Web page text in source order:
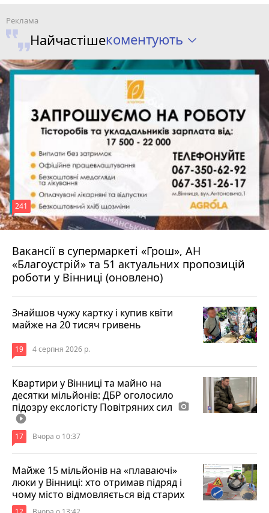
Найчастішекоментують
Вакансії в супермаркеті «Грош», АН
«Благоустрій» та 51 актуальних пропозицій
роботи у Вінниці (оновлено)
241
4 серпня 2026 р.
Знайшов чужу картку і купив квіти
майже на 20 тисяч гривень
19 4 серпня 2026 р.
Квартири у Вінниці та майно на
десятки мільйонів: ДБР оголосило
підозру екслогісту Повітряних сил photo_camera
play_circle_filled
17 Вчора о 10:37
Майже 15 мільйонів на «плаваючі»
люки у Вінниці: хто отримав підряд і
чому місто відмовляється від старих